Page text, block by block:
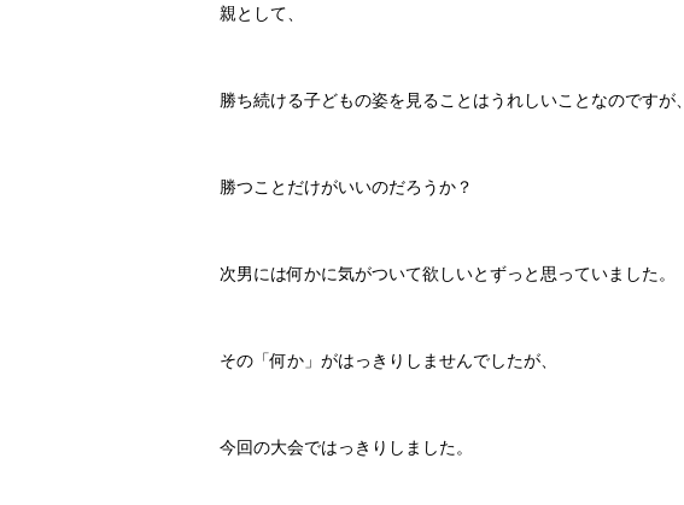
親として、
勝ち続ける子どもの姿を見ることはうれしいことなのですが、
勝つことだけがいいのだろうか？
次男には何かに気がついて欲しいとずっと思っていました。
その「何か」がはっきりしませんでしたが、
今回の大会ではっきりしました。